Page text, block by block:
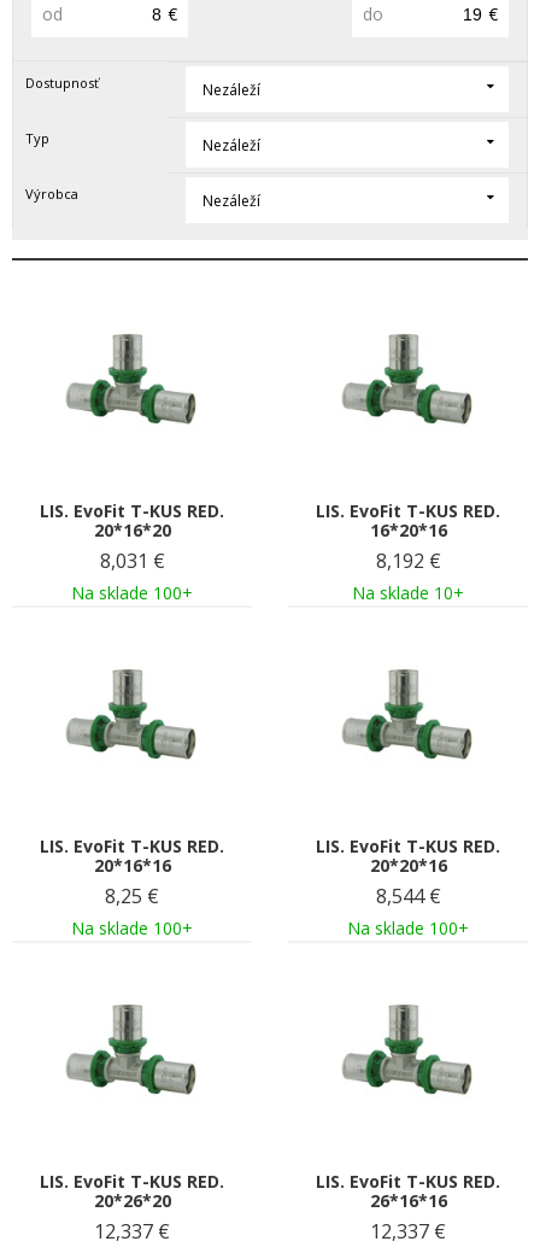
od € do €
Dostupnosť Nezáleží
Typ Nezáleží
Výrobca Nezáleží
LIS. EvoFit T-KUS RED.
20*16*20
8,031 €
Na sklade 100+
LIS. EvoFit T-KUS RED.
16*20*16
8,192 €
Na sklade 10+
LIS. EvoFit T-KUS RED.
20*16*16
8,25 €
Na sklade 100+
LIS. EvoFit T-KUS RED.
20*20*16
8,544 €
Na sklade 100+
LIS. EvoFit T-KUS RED.
20*26*20
12,337 €
LIS. EvoFit T-KUS RED.
26*16*16
12,337 €